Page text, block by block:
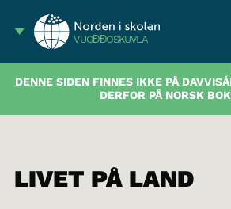
VUOĐĐOSKUVLA
DENNE SIDEN FINNES IKKE PÅ
DERFOR PÅ NORSK
LIVET PÅ LAND